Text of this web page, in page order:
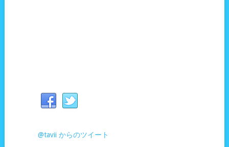
@tavii からのツイート